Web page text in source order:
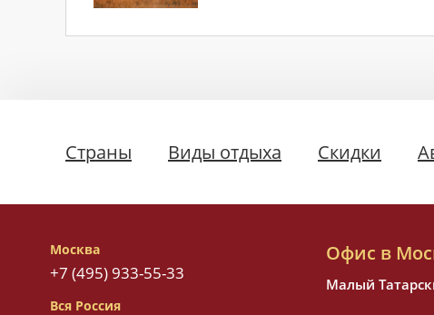
Страны Виды отдыха Скидки
Москва
+7 (495) 933-55-33
Вся Россия
Офис в
Малый